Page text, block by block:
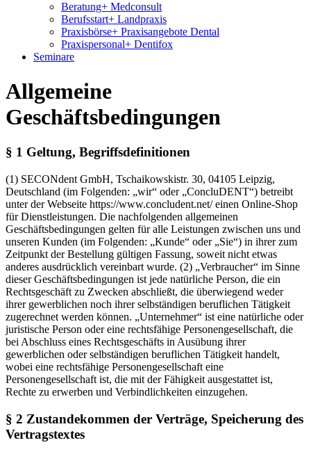
Beratung+ Medconsult
Berufsstart+ Landpraxis
Praxisbörse+ Praxisangebote Dental
Praxispersonal+ Dentifox
Seminare
Allgemeine
Geschäftsbedingungen
§ 1 Geltung, Begriffsdefinitionen
(1) SECONdent GmbH, Tschaikowskistr. 30, 04105 Leipzig,
Deutschland (im Folgenden: „wir“ oder „ConcluDENT“) betreibt
unter der Webseite https://www.concludent.net/ einen Online-Shop
für Dienstleistungen. Die nachfolgenden allgemeinen
Geschäftsbedingungen gelten für alle Leistungen zwischen uns und
unseren Kunden (im Folgenden: „Kunde“ oder „Sie“) in ihrer zum
Zeitpunkt der Bestellung gültigen Fassung, soweit nicht etwas
anderes ausdrücklich vereinbart wurde. (2) „Verbraucher“ im Sinne
dieser Geschäftsbedingungen ist jede natürliche Person, die ein
Rechtsgeschäft zu Zwecken abschließt, die überwiegend weder
ihrer gewerblichen noch ihrer selbständigen beruflichen Tätigkeit
zugerechnet werden können. „Unternehmer“ ist eine natürliche oder
juristische Person oder eine rechtsfähige Personengesellschaft, die
bei Abschluss eines Rechtsgeschäfts in Ausübung ihrer
gewerblichen oder selbständigen beruflichen Tätigkeit handelt,
wobei eine rechtsfähige Personengesellschaft eine
Personengesellschaft ist, die mit der Fähigkeit ausgestattet ist,
Rechte zu erwerben und Verbindlichkeiten einzugehen.
§ 2 Zustandekommen der Verträge, Speicherung des
Vertragstextes